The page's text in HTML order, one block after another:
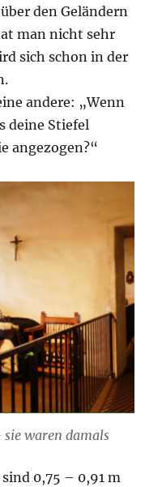
den Geländern
man nicht sehr
sich schon in der
andere: „Wenn
deine Stiefel
angezogen?“
waren damals
sind 0,75 – 0,91 m